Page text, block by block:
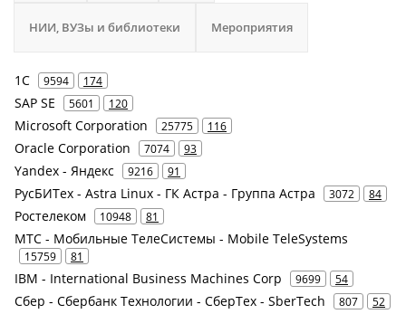
НИИ, ВУЗы и библиотеки Мероприятия
1С 9594 174
SAP SE 5601 120
Microsoft Corporation 25775 116
Oracle Corporation 7074 93
Yandex - Яндекс 9216 91
РусБИТех - Astra Linux - ГК Астра - Группа Астра 3072 84
Ростелеком 10948 81
МТС - Мобильные ТелеСистемы - Mobile TeleSystems
15759 81
IBM - International Business Machines Corp 9699 54
Сбер - Сбербанк Технологии - СберТех - SberTech 807 52